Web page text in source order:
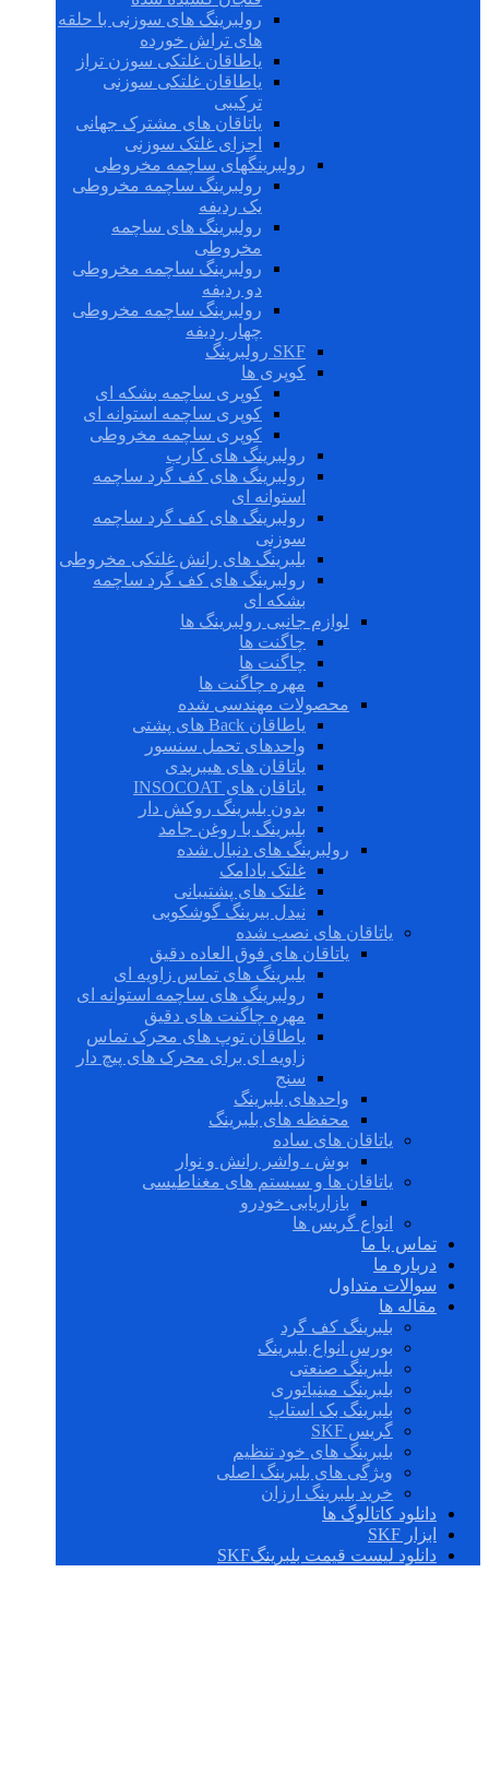
رولبرینگ های سوزنی با حلقه
های تراش خورده
یاطاقان غلتکی سوزن تراز
یاطاقان غلتکی سوزنی
ترکیبی
یاتاقان های مشترک جهانی
اجزای غلتک سوزنی
رولبرینگهای ساچمه مخروطی
رولبرینگ ساچمه مخروطی
یک ردیفه
رولبرینگ های ساچمه
مخروطی
رولبرینگ ساچمه مخروطی
دو ردیفه
رولبرینگ ساچمه مخروطی
چهار ردیفه
SKF رولبرینگ
کوپری ها
کوپری ساچمه بشکه ای
کوپری ساچمه استوانه ای
کوپری ساچمه مخروطی
رولبرینگ های کارب
رولبرینگ های کف گرد ساچمه
استوانه ای
رولبرینگ های کف گرد ساچمه
سوزنی
بلبرینگ های رانش غلتکی مخروطی
رولبرینگ های کف گرد ساچمه
بشکه ای
لوازم جانبی رولبرینگ ها
چاگنت ها
چاگنت ها
مهره چاگنت ها
محصولات مهندسی شده
یاطاقان Back های پشتی
واحدهای تحمل سنسور
یاتاقان های هیبریدی
یاتاقان های INSOCOAT
بدون بلبرینگ روکش دار
بلبرینگ با روغن جامد
رولبرینگ های دنبال شده
غلتک بادامک
غلتک های پشتیبانی
نیدل بیرینگ گوشکوبی
یاتاقان های نصب شده
یاتاقان های فوق العاده دقیق
بلبرینگ های تماس زاویه ای
رولبرینگ های ساچمه استوانه ای
مهره چاگنت های دقیق
یاطاقان توپ های محرک تماس
زاویه ای برای محرک های پیچ دار
سنج
واحدهای بلبرینگ
محفظه های بلبرینگ
یاتاقان های ساده
بوش ، واشر رانش و نوار
یاتاقان ها و سیستم های مغناطیسی
بازاریابی خودرو
انواع گریس ها
تماس با ما
درباره ما
سوالات متداول
مقاله ها
بلبرینگ کف گرد
بورس انواع بلبرینگ
بلبرینگ صنعتی
بلبرینگ مینیاتوری
بلبرینگ بک استاپ
گریس SKF
بلبرینگ های خود تنظیم
ویژگی های بلبرینگ اصلی
خرید بلبرینگ ارزان
دانلود کاتالوگ ها
ابزار SKF
دانلود لیست قیمت بلبرینگSKF